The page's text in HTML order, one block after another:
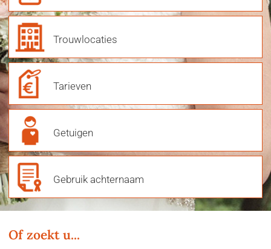
Trouwlocaties
Tarieven
Getuigen
Gebruik achternaam
Of zoekt u...